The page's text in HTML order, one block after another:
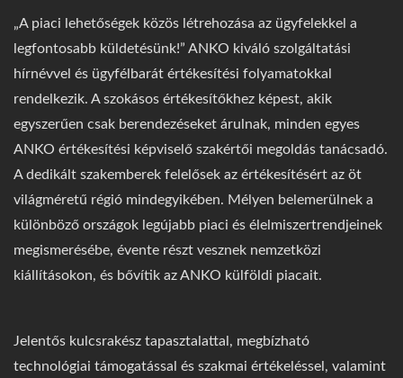
„A piaci lehetőségek közös létrehozása az ügyfelekkel a
legfontosabb küldetésünk!” ANKO kiváló szolgáltatási
hírnévvel és ügyfélbarát értékesítési folyamatokkal
rendelkezik. A szokásos értékesítőkhez képest, akik
egyszerűen csak berendezéseket árulnak, minden egyes
ANKO értékesítési képviselő szakértői megoldás tanácsadó.
A dedikált szakemberek felelősek az értékesítésért az öt
világméretű régió mindegyikében. Mélyen belemerülnek a
különböző országok legújabb piaci és élelmiszertrendjeinek
megismerésébe, évente részt vesznek nemzetközi
kiállításokon, és bővítik az ANKO külföldi piacait.
Jelentős kulcsrakész tapasztalattal, megbízható
technológiai támogatással és szakmai értékeléssel, valamint